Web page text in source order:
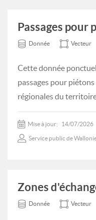
Passages pour
Donnée Vecteur
Cette donnée
passages pour
régionales du
Mise à jour: 14/07/2026
Service public de
Zones
Donnée Vecteur